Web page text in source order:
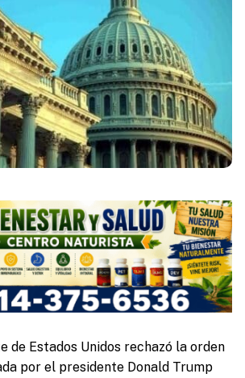
de Estados Unidos rechazó la orden
por el presidente Donald Trump